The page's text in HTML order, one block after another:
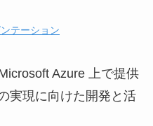
テーション
Azure 上で提供
実現に向けた開発と活